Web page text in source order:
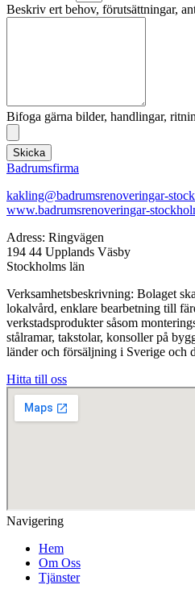
Beskriv ert behov, förutsättningar,
Bifoga gärna bilder, handlingar,
Skicka
Badrumsfirma
kakling@badrumsrenoveringar-
www.badrumsrenoveringar-
Adress: Ringvägen
194 44 Upplands Väsby
Stockholms län
Verksamhetsbeskrivning: Bolaget
lokalvård, enklare bearbetning till
verkstadsprodukter såsom
stålramar, takstolar, konsoller på
länder och försäljning i Sverige och
Hitta till oss
Navigering
Hem
Om Oss
Tjänster